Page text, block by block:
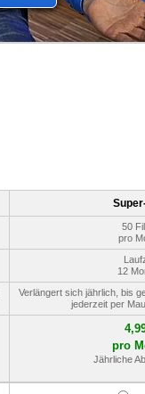
50
pro
12
Verlängert sich jährlich, bis
jederzeit per
pro
Jährliche